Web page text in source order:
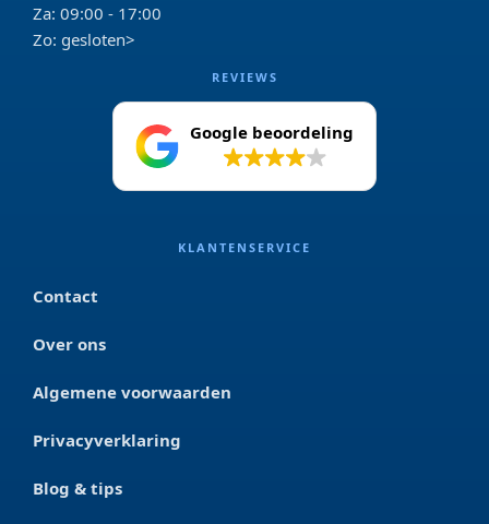
Za: 09:00 - 17:00
Zo: gesloten>
REVIEWS
Google beoordeling
KLANTENSERVICE
Contact
Over ons
Algemene voorwaarden
Privacyverklaring
Blog & tips